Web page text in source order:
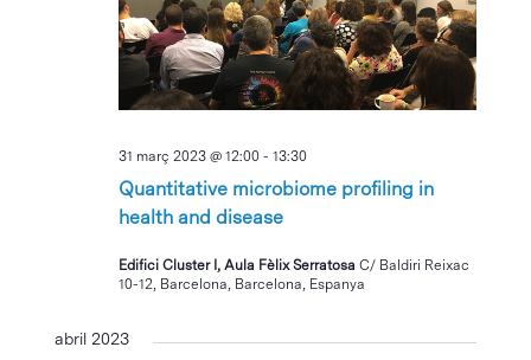
Quantitative microbiome profiling in
health and disease
31 març 2023 @ 12:00 -13:30
Edifici Cluster I, Aula Fèlix SerratosaC/ Baldiri Reixac
10-12, Barcelona, Barcelona, Espanya
abril 2023